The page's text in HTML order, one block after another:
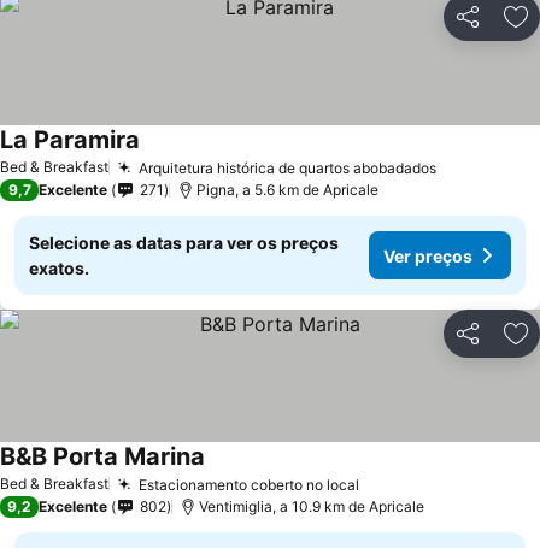
Partilhar
Bed & Breakfast Arquitetura histórica de quartos abobadadosVer preços
La Paramira
9,7 Excelente 271 Pigna, a 5.6 km de Apricale
Selecione as datas para ver os preços
exatos.
Ver preços
Partilhar
Bed & Breakfast Estacionamento coberto no local
B&B Porta Marina
9,2 Excelente 802 Ventimiglia, a 10.9 km de Apricale